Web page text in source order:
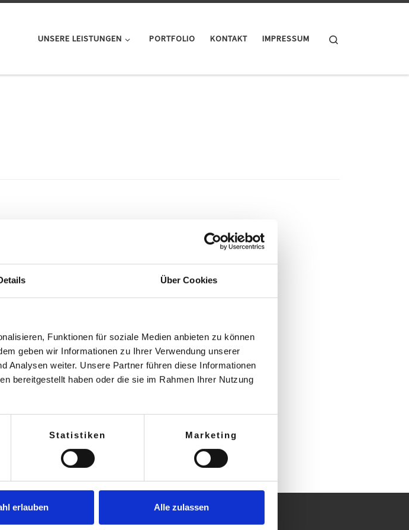
Über Cookies
Funktionen für soziale Medien anbieten zu können
geben wir Informationen zu Ihrer Verwendung unserer
Analysen weiter. Unsere Partner führen diese Informationen
bereitgestellt haben oder die sie im Rahmen Ihrer Nutzung
Statistiken Marketing
erlauben Alle zulassen
UNSERE LEISTUNGEN PORTFOLIO KONTAKT IMPRESSUM